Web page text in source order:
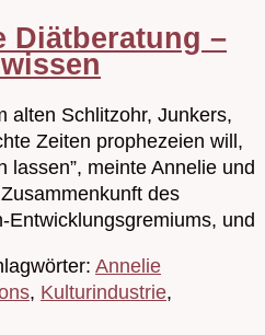
Diätberatung –
alten Schlitzohr, Junkers,
Zeiten prophezeien will,
lassen”, meinte Annelie und
des
Entwicklungsgremiums, und
Annelie
, Kulturindustrie,